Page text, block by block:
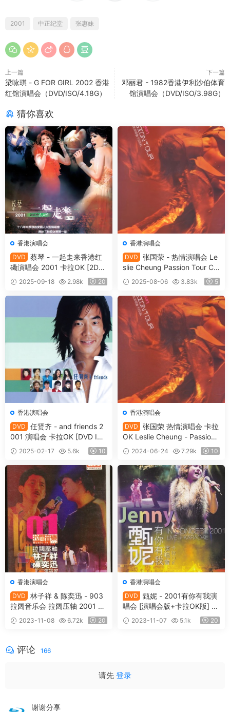
2001 中正纪堂 张惠妹
上一篇
梁咏琪 - G FOR GIRL 2002 香港
红馆演唱会（DVD/ISO/4.18G）
下一篇
邓丽君 - 1982香港伊利沙伯体育
馆演唱会（DVD/ISO/3.98G）
猜你喜欢
香港演唱会
DVD
蔡琴 - 一起走来香港红
磡演唱会 2001 卡拉OK [2DV
D ISO 8.69GB]
2025-09-18 2.98k 20
香港演唱会
DVD
张国荣 - 热情演唱会 Le
slie Cheung Passion Tour Co
ncert Karaoke 2001 DVD5
[DVD ISO 4.08GB]
2025-08-06 3.83k 5
香港演唱会
DVD
任贤齐 - and friends 2
001 演唱会 卡拉OK [DVD ISO
4.05GB]
2025-02-17 5.6k 10
香港演唱会
DVD
张国荣 热情演唱会 卡拉
OK Leslie Cheung - Passion
Tour Concert Karaoke 2001
[2DVD ISO 15.2GB]
2024-06-24 7.29k 10
香港演唱会
DVD
林子祥 & 陈奕迅 - 903
拉阔音乐会 拉阔压轴 2001 D
TS版 [DVD ISO 5.68G]
2023-11-08 6.72k 20
香港演唱会
DVD
甄妮 - 2001有你有我演
唱会 [演唱会版+卡拉OK版] [2
DVD ISO 11.67GB]
2023-11-07 5.1k 20
评论 166
请先 登录
谢谢分享